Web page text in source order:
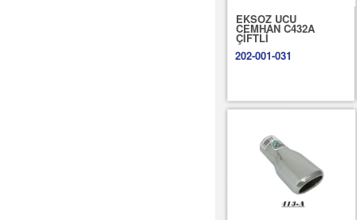
EKSOZ UCU
CEMHAN C432A
ÇİFTLİ
202-001-031